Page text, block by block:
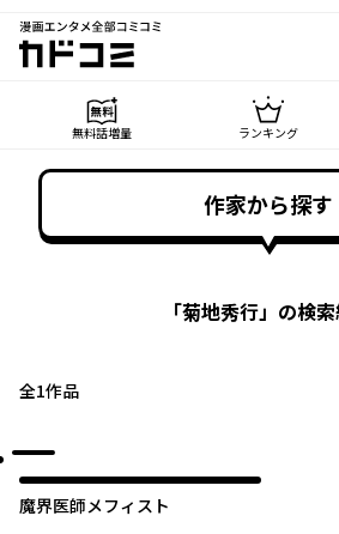
漫画エンタメ全部コミコミ
カドコミ
無料話増量 ランキング
作家から探す
「菊地秀行」の検
全1作品
魔界医師メフィスト